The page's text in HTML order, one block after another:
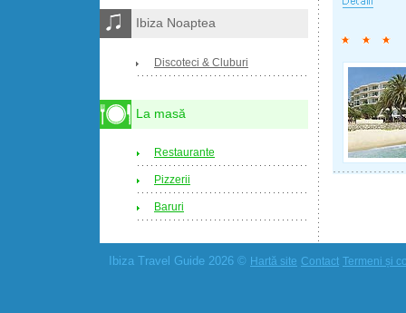
Ibiza Noaptea
Discoteci & Cluburi
La masă
Restaurante
Pizzerii
Baruri
Ibiza Travel Guide 2026 © Hartă site Contact Termeni și